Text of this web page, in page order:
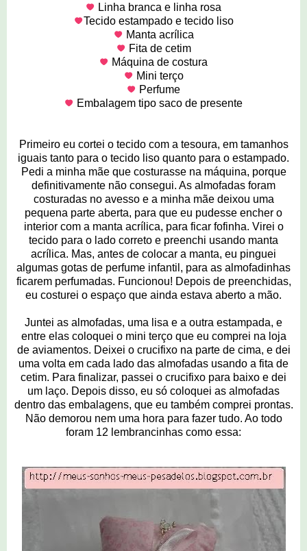
Linha branca e linha rosa
Tecido estampado e tecido liso
Manta acrílica
Fita de cetim
Máquina de costura
Mini terço
Perfume
Embalagem tipo saco de presente
Primeiro eu cortei o tecido com a tesoura, em tamanhos
iguais tanto para o tecido liso quanto para o estampado.
Pedi a minha mãe que costurasse na máquina, porque
definitivamente não consegui. As almofadas foram
costuradas no avesso e a minha mãe deixou uma
pequena parte aberta, para que eu pudesse encher o
interior com a manta acrílica, para ficar fofinha. Virei o
tecido para o lado correto e preenchi usando manta
acrílica. Mas, antes de colocar a manta, eu pinguei
algumas gotas de perfume infantil, para as almofadinhas
ficarem perfumadas. Funcionou! Depois de preenchidas,
eu costurei o espaço que ainda estava aberto a mão.
Juntei as almofadas, uma lisa e a outra estampada, e
entre elas coloquei o mini terço que eu comprei na loja
de aviamentos. Deixei o crucifixo na parte de cima, e dei
uma volta em cada lado das almofadas usando a fita de
cetim. Para finalizar, passei o crucifixo para baixo e dei
um laço. Depois disso, eu só coloquei as almofadas
dentro das embalagens, que eu também comprei prontas.
Não demorou nem uma hora para fazer tudo. Ao todo
foram 12 lembrancinhas como essa: